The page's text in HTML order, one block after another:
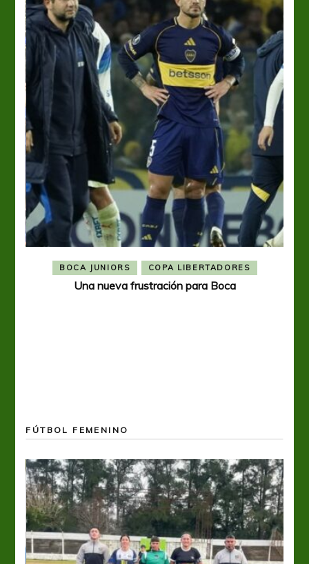
BOCA JUNIORS COPA LIBERTADORES
Una nueva frustración para Boca
FÚTBOL FEMENINO